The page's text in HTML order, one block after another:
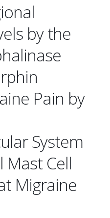
by the
Pain by
System
Mast Cell
Migraine